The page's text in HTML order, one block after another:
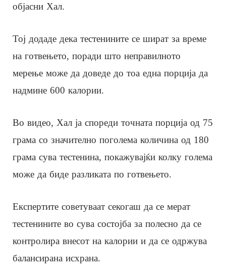
објасни Хал.
Тој додаде дека тестенините се шират за време
на готвењето, поради што неправилното
мерење може да доведе до тоа една порција да
надмине 600 калории.
Во видео, Хал ја спореди точната порција од 75
грама со значително поголема количина од 180
грама сува тестенина, покажувајќи колку голема
може да биде разликата по готвењето.
Експертите советуваат секогаш да се мерат
тестенините во сува состојба за полесно да се
контролира внесот на калории и да се одржува
балансирана исхрана.